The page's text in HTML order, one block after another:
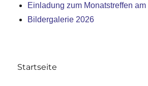
Einladung zum Monatstreffen
Bildergalerie 2026
Startseite